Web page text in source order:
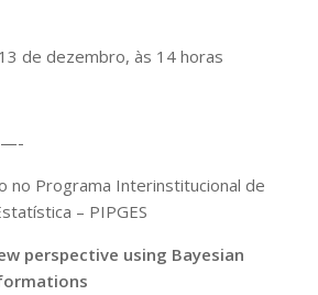
de dezembro, às 14 horas
no Programa Interinstitucional de
– PIPGES
perspective using Bayesian